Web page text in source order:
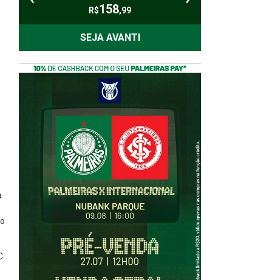
R$158,99
SEJA AVANTI